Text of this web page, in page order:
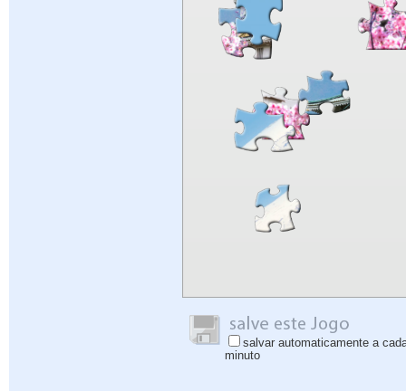
salvar automaticamente a
minuto